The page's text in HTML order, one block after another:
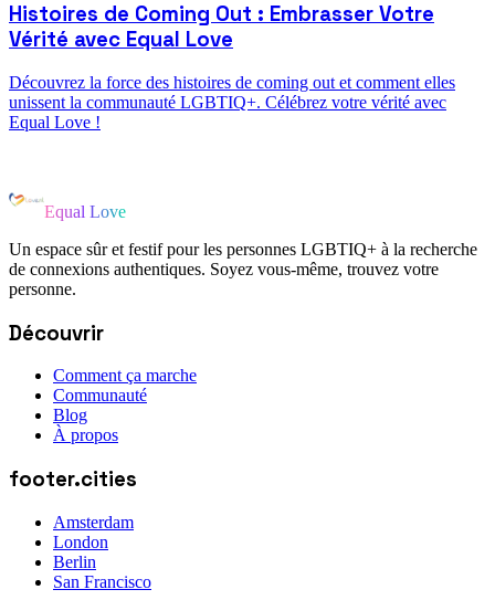
Histoires de Coming Out : Embrasser Votre
Vérité avec Equal Love
Découvrez la force des histoires de coming out et comment elles
unissent la communauté LGBTIQ+. Célébrez votre vérité avec
Equal Love !
Equal Love
Un espace sûr et festif pour les personnes LGBTIQ+ à la recherche
de connexions authentiques. Soyez vous-même, trouvez votre
personne.
Découvrir
Comment ça marche
Communauté
Blog
À propos
footer.cities
Amsterdam
London
Berlin
San Francisco